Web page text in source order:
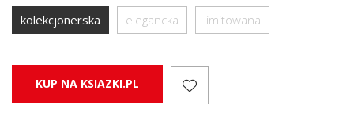
kolekcjonerska elegancka limitowana
KUP NA KSIAZKI.PL